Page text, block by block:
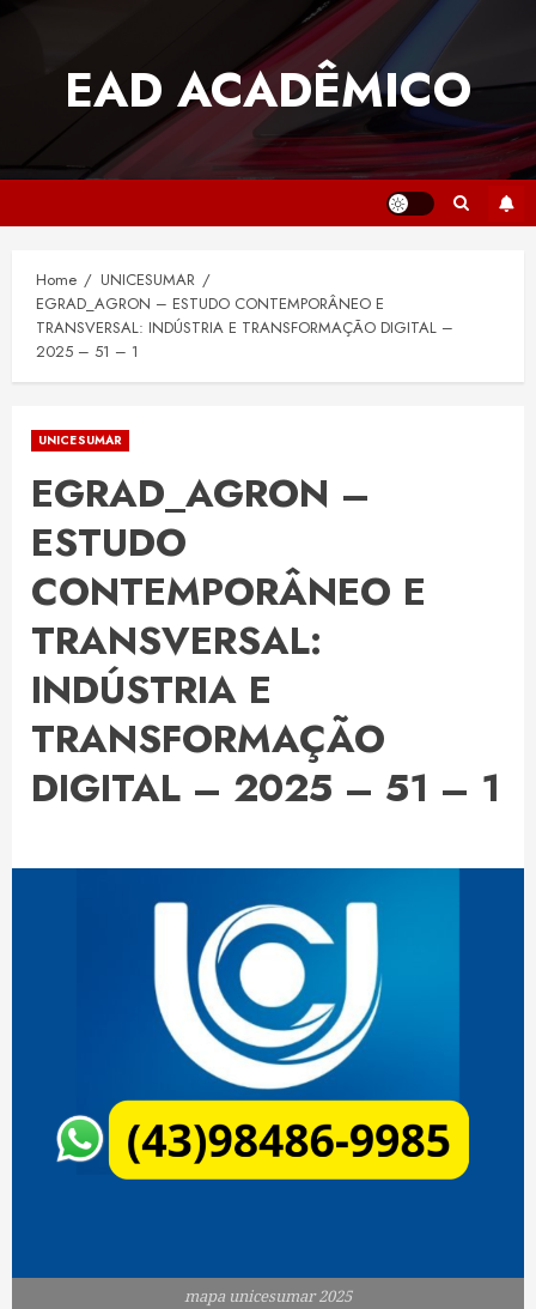
EAD ACADÊMICO
Home
UNICESUMAR
EGRAD_AGRON – ESTUDO CONTEMPORÂNEO E
TRANSVERSAL: INDÚSTRIA E TRANSFORMAÇÃO DIGITAL –
2025 – 51 – 1
UNICESUMAR
EGRAD_AGRON –
ESTUDO
CONTEMPORÂNEO E
TRANSVERSAL:
INDÚSTRIA E
TRANSFORMAÇÃO
DIGITAL – 2025 – 51 – 1
mapa unicesumar 2025